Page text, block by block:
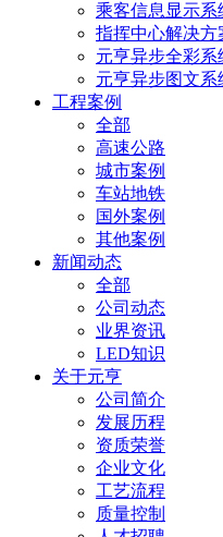
乘客信息显示系
指挥中心解决方
元亨异步全彩系
元亨异步图文系
工程案例
全部
高速公路
城市案例
车站地铁
国外案例
其他案例
新闻动态
全部
公司动态
业界资讯
LED知识
关于元亨
公司简介
发展历程
资质荣誉
企业文化
工艺流程
质量控制